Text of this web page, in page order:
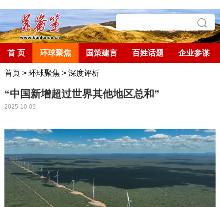
首 页 环球聚焦 国策建言 百姓话题 企业参谋
首页> 环球聚焦 > 深度评析
“中国新增超过世界其他地区总和”
2025-10-09